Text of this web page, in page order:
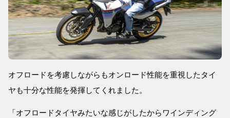
オフロードを考慮しながらもオンロード性能を重視したタイ
ヤも十分な性能を発揮してくれました。
「オフロードタイヤみたいな感じがしたからワインディング